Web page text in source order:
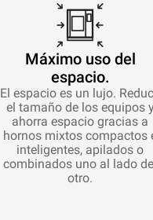
Máximo uso del
espacio.
El espacio es un lujo.
el tamaño de los equipos y
ahorra espacio gracias a
hornos mixtos compactos
inteligentes, apilados o
combinados uno al lado
otro.